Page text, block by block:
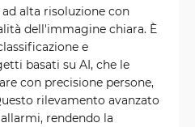
alta risoluzione con
dell'immagine chiara. È
e
basati su AI, che le
con precisione persone,
rilevamento avanzato
rendendo la